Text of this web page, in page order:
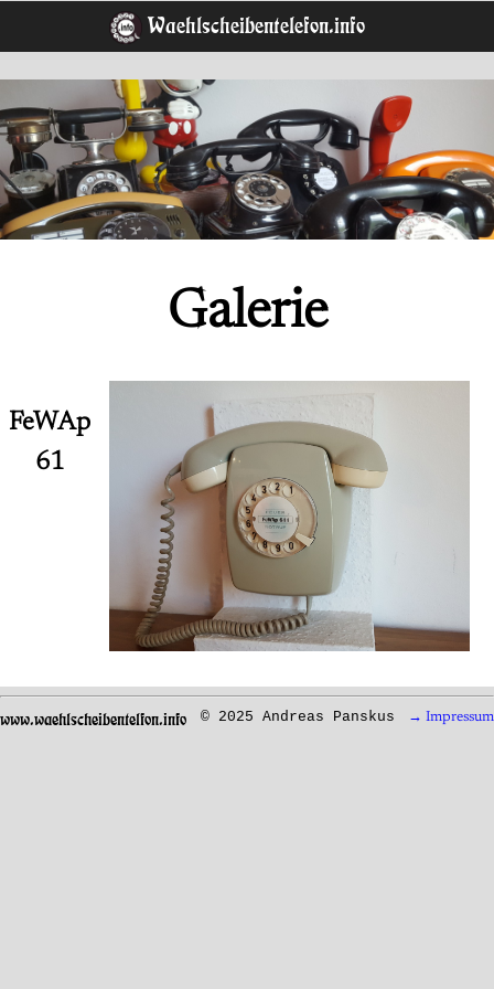
Waehlscheibentelefon.info
Galerie
FeWAp
61
www.waehlscheibentelfon.info © 2025 Andreas Panskus → Impressum